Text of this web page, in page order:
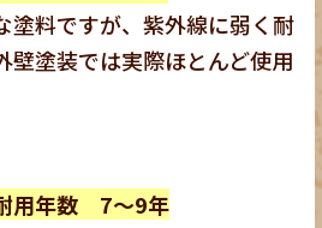
塗料ですが、紫外線に弱く耐
壁塗装では実際ほとんど使用
年数 7～9年